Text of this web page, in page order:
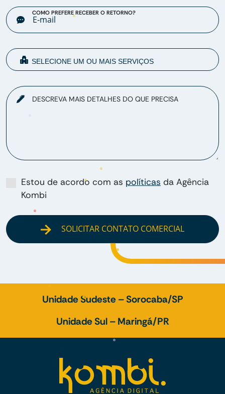
COMO PREFERE RECEBER O RETORNO?
DESCREVA MAIS DETALHES DO QUE PRECISA
Estou de acordo com as políticas da Agência
Kombi
SOLICITAR CONTATO COMERCIAL
Unidade Sudeste – Sorocaba/SP
Unidade Sul – Maringá/PR